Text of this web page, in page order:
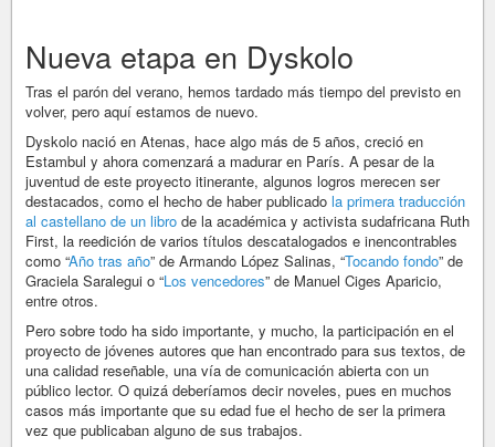
Nueva etapa en Dyskolo
Tras el parón del verano, hemos tardado más tiempo del previsto en
volver, pero aquí estamos de nuevo.
Dyskolo nació en Atenas, hace algo más de 5 años, creció en
Estambul y ahora comenzará a madurar en París. A pesar de la
juventud de este proyecto itinerante, algunos logros merecen ser
destacados, como el hecho de haber publicado la primera traducción
al castellano de un libro de la académica y activista sudafricana Ruth
First, la reedición de varios títulos descatalogados e inencontrables
como “Año tras año” de Armando López Salinas, “Tocando fondo” de
Graciela Saralegui o “Los vencedores” de Manuel Ciges Aparicio,
entre otros.
Pero sobre todo ha sido importante, y mucho, la participación en el
proyecto de jóvenes autores que han encontrado para sus textos, de
una calidad reseñable, una vía de comunicación abierta con un
público lector. O quizá deberíamos decir noveles, pues en muchos
casos más importante que su edad fue el hecho de ser la primera
vez que publicaban alguno de sus trabajos.